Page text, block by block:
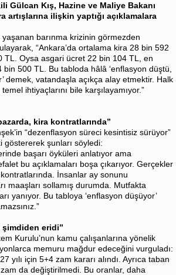
Gülcan Kış, Hazine ve Maliye Bakanı
artışlarına ilişkin yaptığı açıklamalara
yaşanan barınma krizinin görmezden
“Ankara’da ortalama kira 28 bin 592
TL. Oysa asgari ücret 22 bin 104 TL, en
bin 500 TL. Bu tabloda hâlâ ‘enflasyon düştü,
demek, vatandaşla açıkça alay etmektir. Halk
ihtiyaçlarını bile karşılayamıyor.”
kira kontratlarında”
“dezenflasyon süreci kesintisiz sürüyor”
göstererek şunları söyledi:
başarı öyküleri anlatıyor ama
bu açıklamaları boşa çıkarıyor. Gerçekler
İnsanlar ay sonunu
maaşları sollamış durumda. Mutfakta
yanıyor. Bu tabloya ‘enflasyon düşüyor’
şimdiden eridi”
Kurulu’nun kamu çalışanlarına yönelik
memuru mağdur edeceğini vurguladı:
yılı için 5+4 zam kararı alındı. Ayrıca taban
da değiştirilmedi. Bu oranlar, daha